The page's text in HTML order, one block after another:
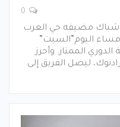
شباك مضيفه حي العرب
اليوم”السبت”
الممتاز. وأحرز
ليصل الفريق إلى